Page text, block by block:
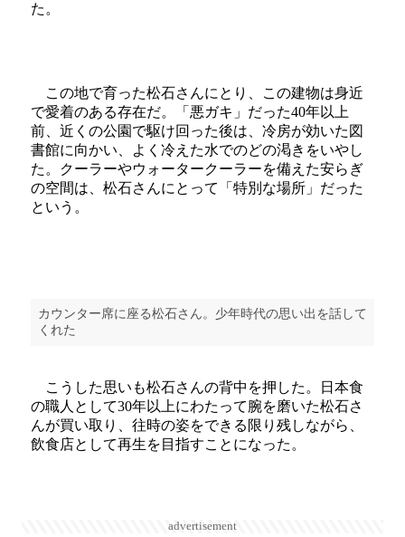
た。
この地で育った松石さんにとり、この建物は身近
で愛着のある存在だ。「悪ガキ」だった40年以上
前、近くの公園で駆け回った後は、冷房が効いた図
書館に向かい、よく冷えた水でのどの渇きをいやし
た。クーラーやウォータークーラーを備えた安らぎ
の空間は、松石さんにとって「特別な場所」だった
という。
カウンター席に座る松石さん。少年時代の思い出を話して
くれた
こうした思いも松石さんの背中を押した。日本食
の職人として30年以上にわたって腕を磨いた松石さ
んが買い取り、往時の姿をできる限り残しながら、
飲食店として再生を目指すことになった。
advertisement